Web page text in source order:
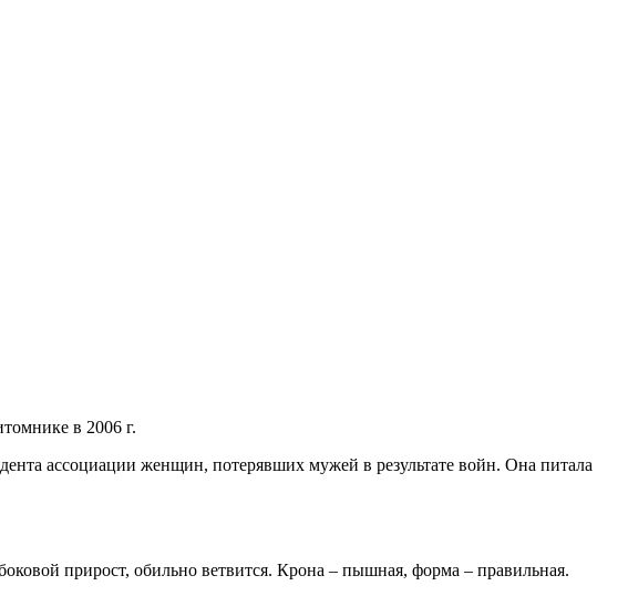
в 2006 г.
ассоциации женщин, потерявших мужей в результате войн. Она питала
прирост, обильно ветвится. Крона – пышная, форма – правильная.